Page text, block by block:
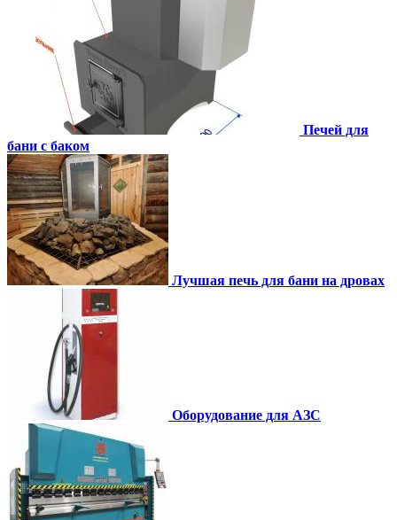
Печей для
бани с баком
Лучшая печь для бани на дровах
Оборудование для АЗС